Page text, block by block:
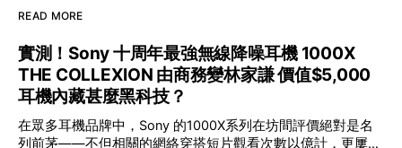
READ MORE
實測！Sony 十周年最強無線降噪耳機 1000X
THE COLLEXION 由商務變林家謙 價值$5,000
耳機內藏甚麼黑科技？
在眾多耳機品牌中，Sony 的1000X系列在坊間評價絕對是名
列前茅——不但相關的網絡穿搭短片觀看次數以億計，更屢獲